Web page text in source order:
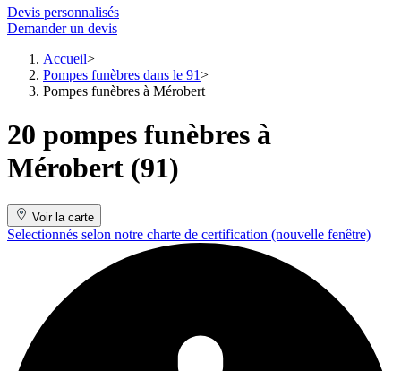
Devis personnalisés
Demander un devis
Accueil
Pompes funèbres dans le 91
Pompes funèbres à Mérobert
20 pompes funèbres à
Mérobert (91)
Voir la carte
Selectionnés selon notre charte de certification (nouvelle fenêtre)